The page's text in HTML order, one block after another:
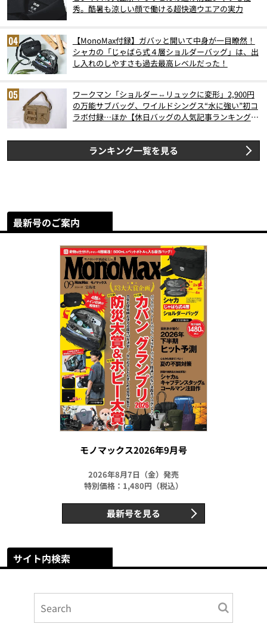
秀。酷暑も涼しい顔で働ける超快適ウエアの実力
【MonoMax付録】ガバッと開いて中身が一目瞭然！
シャカの「じゃばら式４層ショルダーバッグ」は、出
し入れのしやすさも過去最高レベルだった！
ワークマン「ショルダー⇔リュックに変形」2,900円
の万能サブバッグ、ワイルドシングス“水に強い”初コ
ラボ付録…ほか【休日バッグの人気記事ランキングベ
ランキング一覧を見る
最新号のご案内
モノマックス2026年9月号
2026年8月7日（金）発売
特別価格：1,480円（税込）
最新号を見る
サイト内検索